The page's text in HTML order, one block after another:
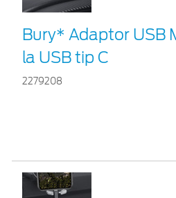
Bury* Adaptor USB
la USB tip C
2279208